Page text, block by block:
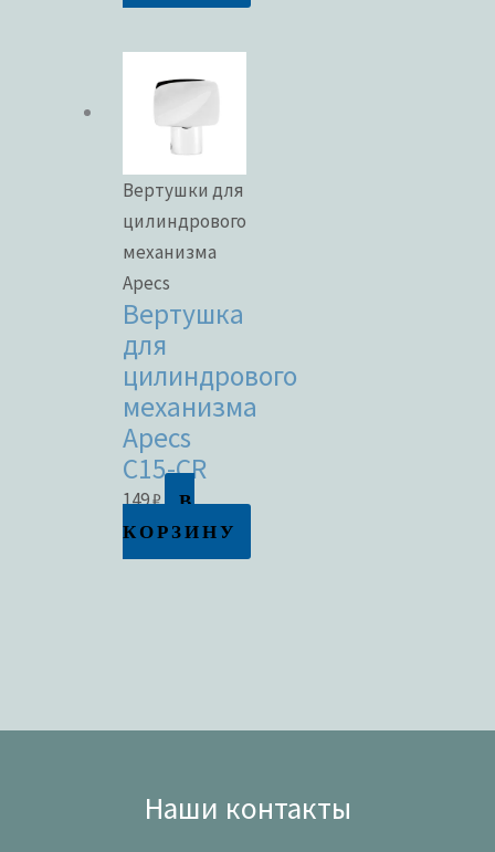
Вертушки для
цилиндрового
механизма
Apecs
Вертушка
для
цилиндрового
механизма
Apecs
C15-CR
149₽
В
КОРЗИНУ
Наши контакты